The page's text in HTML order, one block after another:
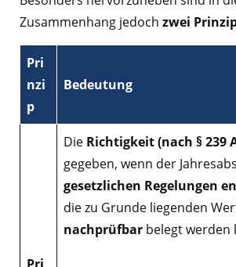
Zusammenhang jedoch zwei
Pri
nzi
p
Bedeutung
Die Richtigkeit (nach § 239
gegeben, wenn der
gesetzlichen Regelungen
die zu Grunde liegenden
nachprüfbar belegt werden